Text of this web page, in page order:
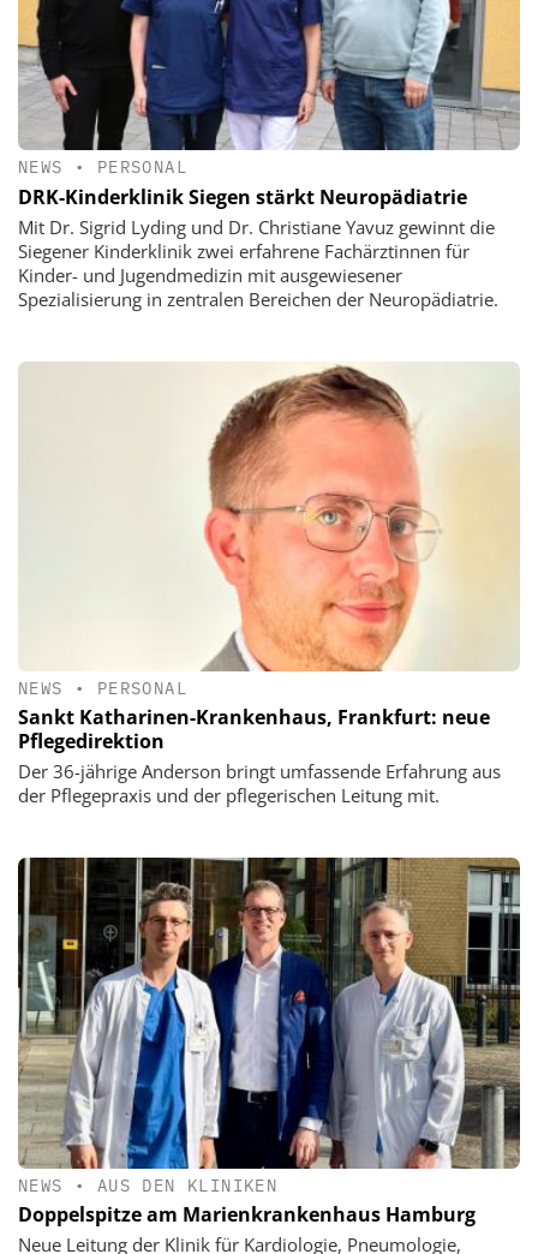
NEWS • PERSONAL
DRK-Kinderklinik Siegen stärkt Neuropädiatrie
Mit Dr. Sigrid Lyding und Dr. Christiane Yavuz gewinnt die
Siegener Kinderklinik zwei erfahrene Fachärztinnen für
Kinder- und Jugendmedizin mit ausgewiesener
Spezialisierung in zentralen Bereichen der Neuropädiatrie.
NEWS • PERSONAL
Sankt Katharinen-Krankenhaus, Frankfurt: neue
Pflegedirektion
Der 36-jährige Anderson bringt umfassende Erfahrung aus
der Pflegepraxis und der pflegerischen Leitung mit.
NEWS • AUS DEN KLINIKEN
Doppelspitze am Marienkrankenhaus Hamburg
Neue Leitung der Klinik für Kardiologie, Pneumologie,